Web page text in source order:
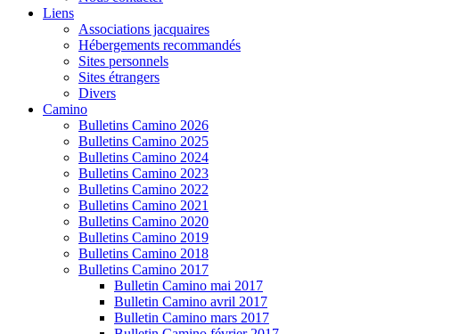
Liens
Associations jacquaires
Hébergements recommandés
Sites personnels
Sites étrangers
Divers
Camino
Bulletins Camino 2026
Bulletins Camino 2025
Bulletins Camino 2024
Bulletins Camino 2023
Bulletins Camino 2022
Bulletins Camino 2021
Bulletins Camino 2020
Bulletins Camino 2019
Bulletins Camino 2018
Bulletins Camino 2017
Bulletin Camino mai 2017
Bulletin Camino avril 2017
Bulletin Camino mars 2017